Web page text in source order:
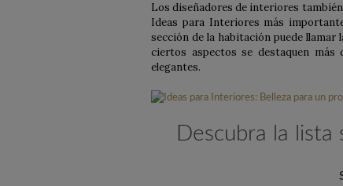
Los diseñadores de interiores también
Ideas para Interiores más
sección de la habitación puede
ciertos aspectos se destaquen
elegantes.
Descubra la